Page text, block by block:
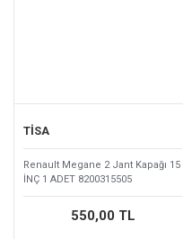
TİSA
Renault Megane 2 Jant Kapağı 15
İNÇ 1 ADET 8200315505
550,00 TL